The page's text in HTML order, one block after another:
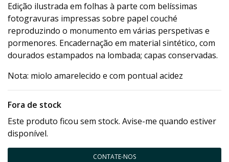
Edição ilustrada em folhas à parte com belíssimas
fotogravuras impressas sobre papel couché
reproduzindo o monumento em várias perspetivas e
pormenores. Encadernação em material sintético, com
dourados estampados na lombada; capas conservadas.
Nota: miolo amarelecido e com pontual acidez
Fora de stock
Este produto ficou sem stock. Avise-me quando estiver
disponível.
CONTATE-NOS